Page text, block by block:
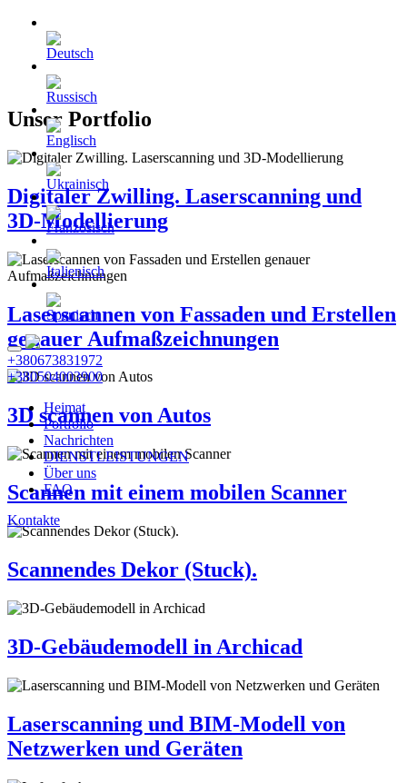
+380673831972
+380504003900
Heimat
Portfolio
Nachrichten
DIENSTLEISTUNGEN
Über uns
FAQ
Kontakte
Unser Portfolio
Digitaler Zwilling. Laserscanning und
3D-Modellierung
Laserscannen von Fassaden und Erstellen
genauer Aufmaßzeichnungen
3D scannen von Autos
Scannen mit einem mobilen Scanner
Scannendes Dekor (Stuck).
3D-Gebäudemodell in Archicad
Laserscanning und BIM-Modell von
Netzwerken und Geräten